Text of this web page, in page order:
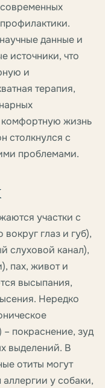
данные и
источники, что
и
терапия,
комфортную жизнь
столкнулся с
проблемами.
участки с
глаз и губ),
слуховой канал),
пах, живот и
высыпания,
Нередко
– покраснение, зуд
выделений. В
отиты могут
у собаки,